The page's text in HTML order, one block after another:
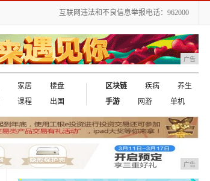
互联网违法和不良信息举报电话：962000
广告
家居
楼盘
课程 出国
区块链 疾病
养生
手游
网游 单机
广告